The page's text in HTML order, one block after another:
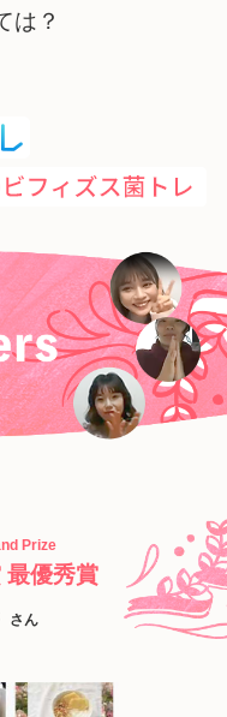
は？
Prize
最優秀賞
さん